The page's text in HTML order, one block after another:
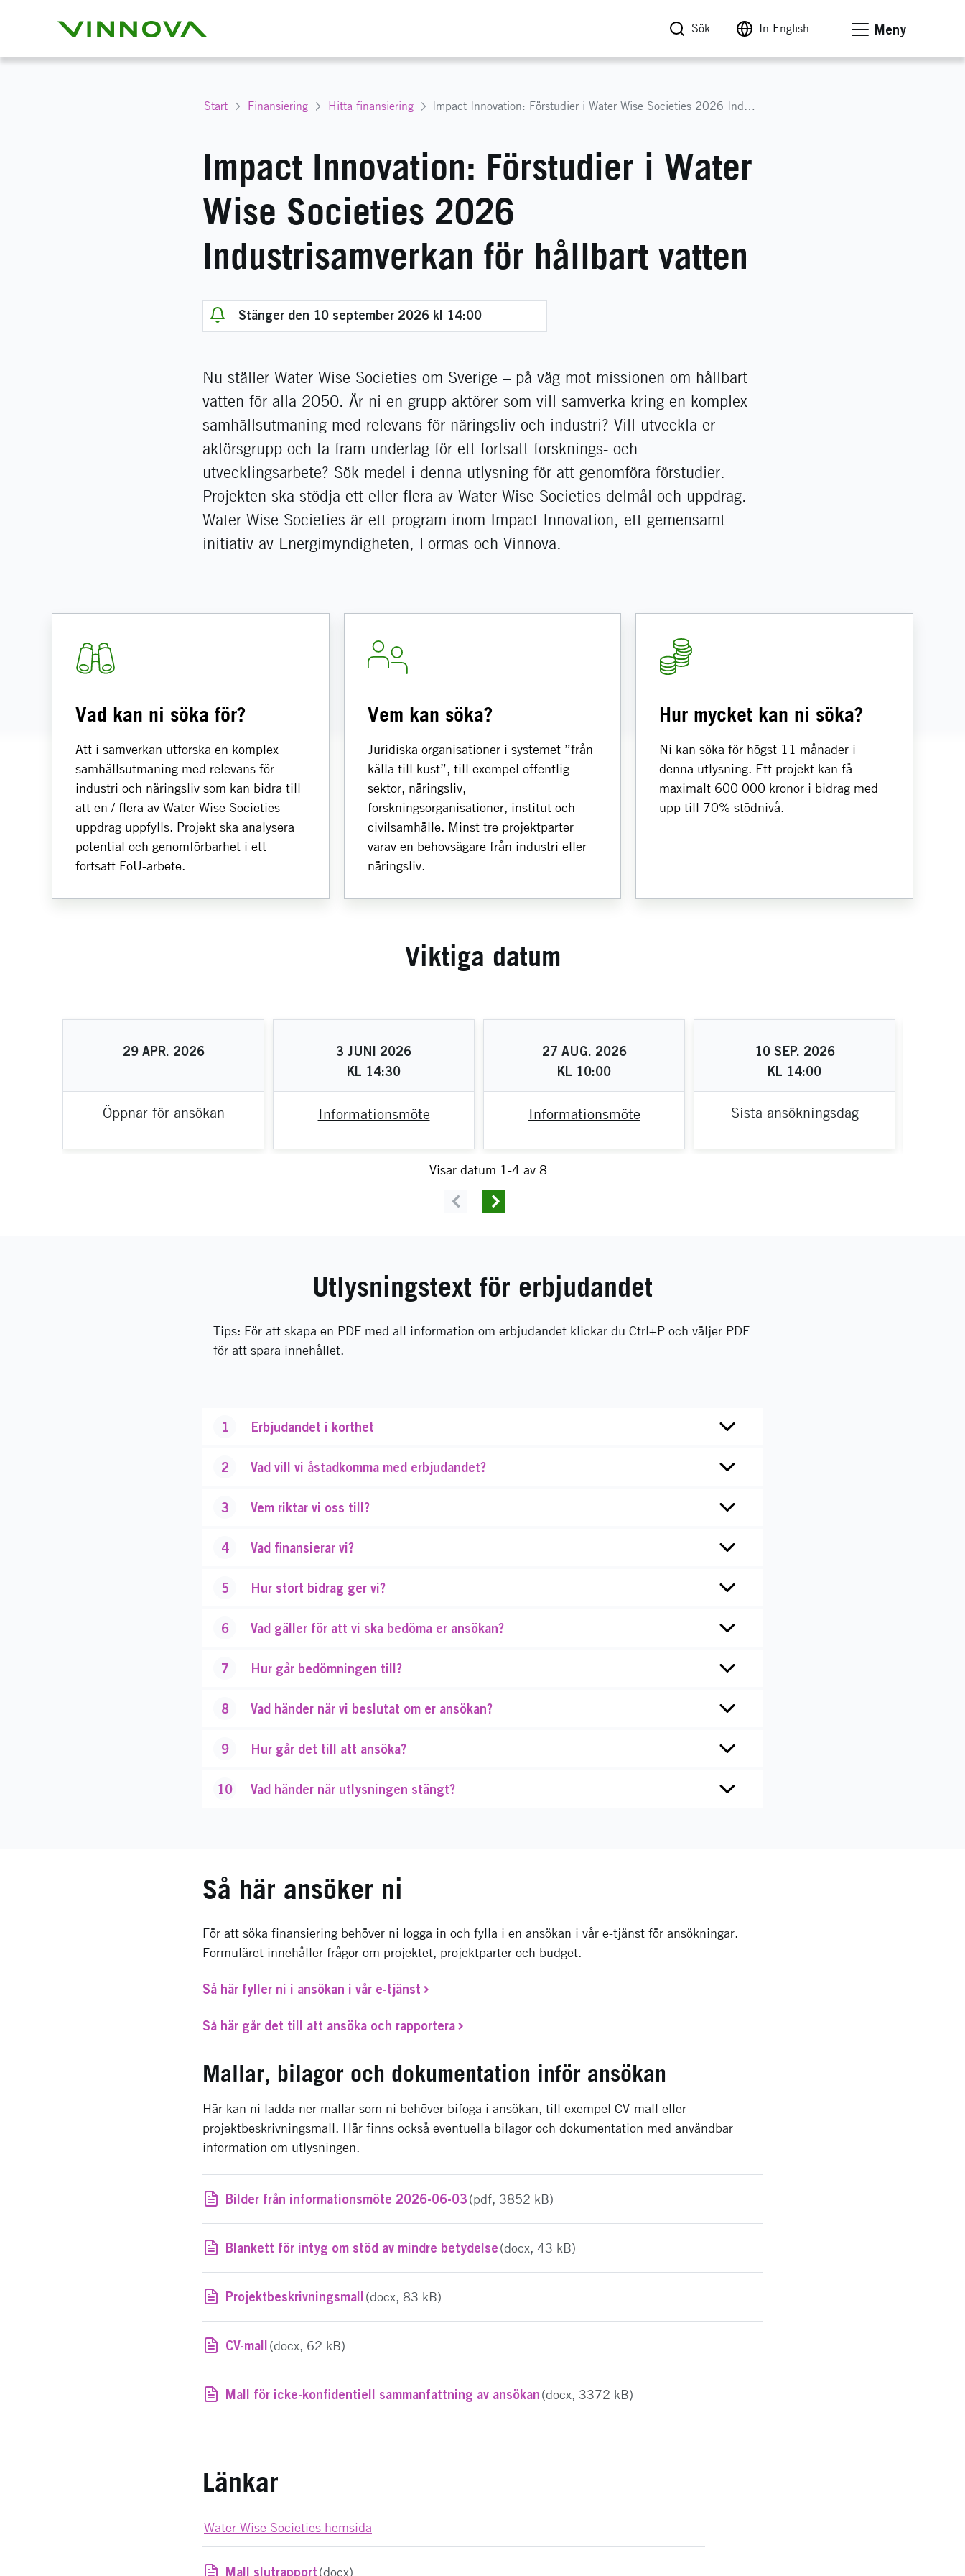
Sök In English Meny
Start Finansiering Hitta finansiering Impact Innovation: Förstudier i Water Wise Societies 2026 Industrisamverkan för hållbart vatten
Impact Innovation: Förstudier i Water
Wise Societies 2026
Industrisamverkan för hållbart vatten
Stänger den 10 september 2026 kl 14:00
Nu ställer Water Wise Societies om Sverige – på väg mot missionen om hållbart
vatten för alla 2050. Är ni en grupp aktörer som vill samverka kring en komplex
samhällsutmaning med relevans för näringsliv och industri? Vill utveckla er
aktörsgrupp och ta fram underlag för ett fortsatt forsknings- och
utvecklingsarbete? Sök medel i denna utlysning för att genomföra förstudier.
Projekten ska stödja ett eller flera av Water Wise Societies delmål och uppdrag.
Water Wise Societies är ett program inom Impact Innovation, ett gemensamt
initiativ av Energimyndigheten, Formas och Vinnova.
Vad kan ni söka för?
Att i samverkan utforska en komplex
samhällsutmaning med relevans för
industri och näringsliv som kan bidra till
att en / flera av Water Wise Societies
uppdrag uppfylls. Projekt ska analysera
potential och genomförbarhet i ett
fortsatt FoU-arbete.
Vem kan söka?
Juridiska organisationer i systemet ”från
källa till kust”, till exempel offentlig
sektor, näringsliv,
forskningsorganisationer, institut och
civilsamhälle. Minst tre projektparter
varav en behovsägare från industri eller
näringsliv.
Hur mycket kan ni söka?
Ni kan söka för högst 11 månader i
denna utlysning. Ett projekt kan få
maximalt 600 000 kronor i bidrag med
upp till 70% stödnivå.
Viktiga datum
29 APR. 2026
Öppnar för ansökan
3 JUNI 2026
KL 14:30
Informationsmöte
27 AUG. 2026
KL 10:00
Informationsmöte
10 SEP. 2026
KL 14:00
Sista ansökningsdag
PreviousNext
Visar datum 1-4 av 8
Utlysningstext för erbjudandet
Tips: För att skapa en PDF med all information om erbjudandet klickar du Ctrl+P och väljer PDF
för att spara innehållet.
1 Erbjudandet i korthet
2 Vad vill vi åstadkomma med erbjudandet?
3 Vem riktar vi oss till?
4 Vad finansierar vi?
5 Hur stort bidrag ger vi?
6 Vad gäller för att vi ska bedöma er ansökan?
7 Hur går bedömningen till?
8 Vad händer när vi beslutat om er ansökan?
9 Hur går det till att ansöka?
10 Vad händer när utlysningen stängt?
Så här ansöker ni
För att söka finansiering behöver ni logga in och fylla i en ansökan i vår e-tjänst för ansökningar.
Formuläret innehåller frågor om projektet, projektparter och budget.
Så här fyller ni i ansökan i vår e-tjänst
Så här går det till att ansöka och rapportera
Mallar, bilagor och dokumentation inför ansökan
Här kan ni ladda ner mallar som ni behöver bifoga i ansökan, till exempel CV-mall eller
projektbeskrivningsmall. Här finns också eventuella bilagor och dokumentation med användbar
information om utlysningen.
Bilder från informationsmöte 2026-06-03(pdf, 3852 kB)
Blankett för intyg om stöd av mindre betydelse(docx, 43 kB)
Projektbeskrivningsmall(docx, 83 kB)
CV-mall(docx, 62 kB)
Mall för icke-konfidentiell sammanfattning av ansökan(docx, 3372 kB)
Länkar
Water Wise Societies hemsida
Mall slutrapport(docx)